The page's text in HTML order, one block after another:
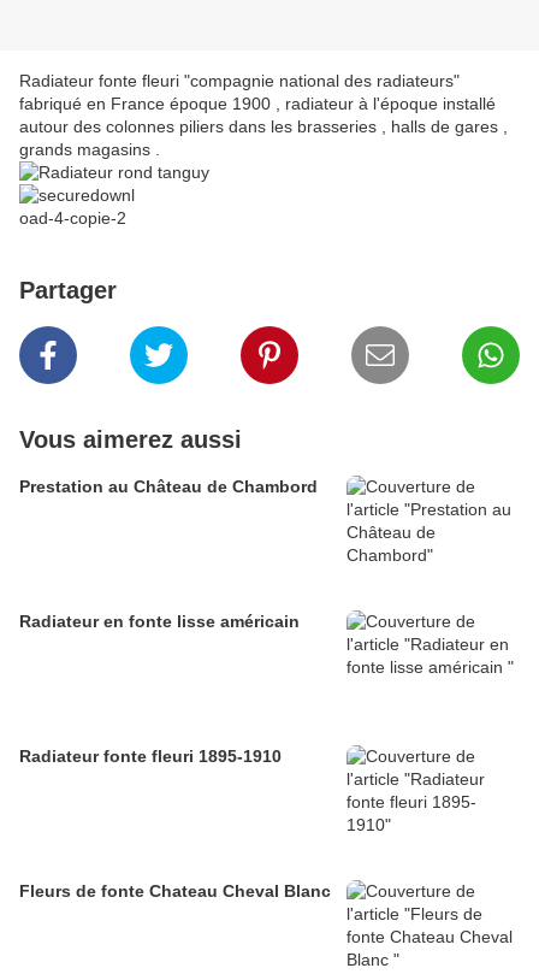
Radiateur fonte fleuri "compagnie national des radiateurs"
fabriqué en France époque 1900 , radiateur à l'époque installé
autour des colonnes piliers dans les brasseries , halls de gares ,
grands magasins .
Partager
Vous aimerez aussi
Prestation au Château de Chambord
Radiateur en fonte lisse américain
Radiateur fonte fleuri 1895-1910
Fleurs de fonte Chateau Cheval Blanc